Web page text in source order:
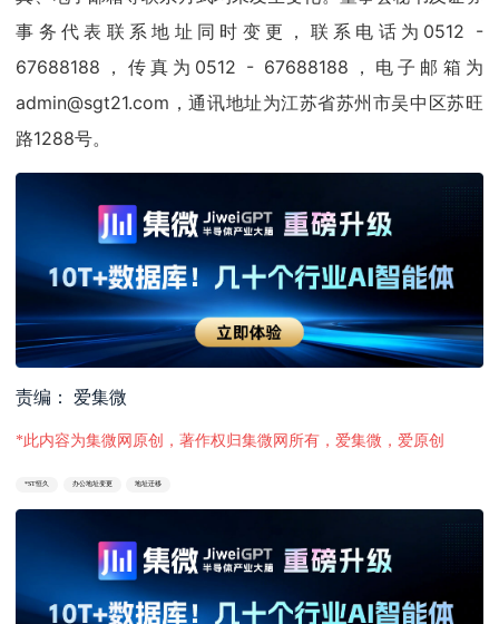
事务代表联系地址同时变更，联系电话为0512 -
67688188，传真为0512 - 67688188，电子邮箱为
admin@sgt21.com，通讯地址为江苏省苏州市吴中区苏旺
路1288号。
责编： 爱集微
*此内容为集微网原创，著作权归集微网所有，爱集微，爱原创
*ST恒久 办公地址变更 地址迁移